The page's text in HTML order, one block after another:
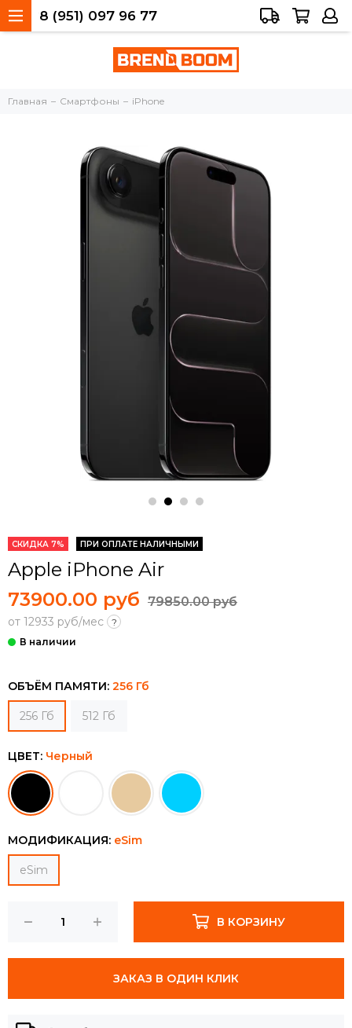
Тольятти, 40 лет Победы, 34а
8 (951) 097 96 77
Главная Смартфоны iPhone
СКИДКА 7% ПРИ ОПЛАТЕ НАЛИЧНЫМИ
Apple iPhone Air
73900.00 руб 79850.00 руб
от 12933 руб/мес ?
ОБЪЁМ ПАМЯТИ: 256 Гб
256 Гб 512 Гб
ЦВЕТ: Черный
МОДИФИКАЦИЯ: eSim
eSim
В КОРЗИНУ
ЗАКАЗ В ОДИН КЛИК